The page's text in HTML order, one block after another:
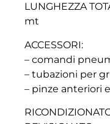
LUNGHEZZA
mt
ACCESSORI:
– comandi
– tubazioni per
– pinze anteriori